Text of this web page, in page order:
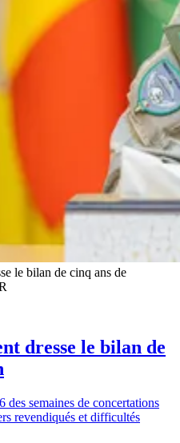
le bilan de cinq ans de
dresse le bilan de
semaines de concertations
revendiqués et difficultés